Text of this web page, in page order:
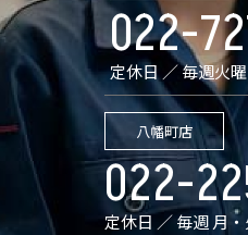
022-
定休日 ／ 毎週火
八幡町店
022-
定休日 ／ 毎週 月